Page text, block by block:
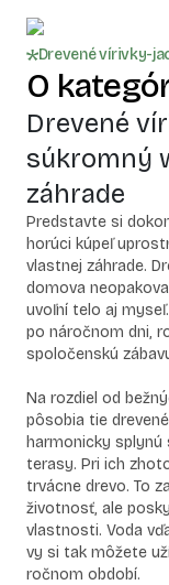
Drevené vírivky-
O
Drevené
súkromný
záhrade
Predstavte si
horúci kúpeľ
vlastnej záhrade.
domova
uvoľní telo aj
po náročnom dni,
spoločenskú
Na rozdiel od
pôsobia tie
harmonicky
terasy. Pri ich
trvácne drevo. To
životnosť, ale
vlastnosti. Voda
vy si tak môžete
ročnom období.